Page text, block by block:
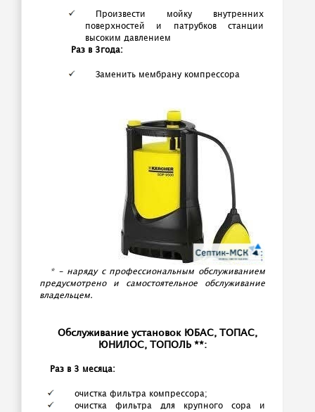
Произвести мойку внутренних
поверхностей и патрубков станции
высоким давлением
Раз в 3года:
Заменить мембрану компрессора
* - наряду с профессиональным обслуживанием
предусмотрено и самостоятельное обслуживание
владельцем.
Обслуживание установок ЮБАС, ТОПАС,
ЮНИЛОС, ТОПОЛЬ **:
Раз в 3 месяца:
очистка фильтра компрессора;
очистка фильтра для крупного сора и